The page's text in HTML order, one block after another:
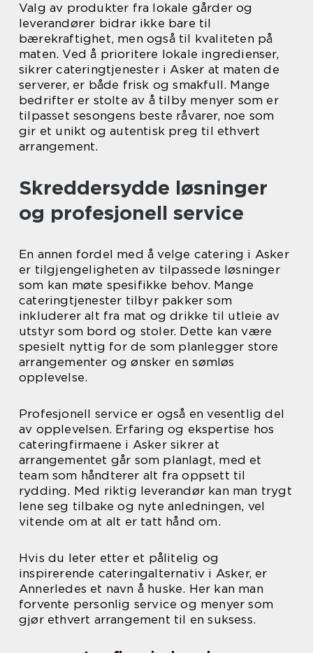
Valg av produkter fra lokale gårder og
leverandører bidrar ikke bare til
bærekraftighet, men også til kvaliteten på
maten. Ved å prioritere lokale ingredienser,
sikrer cateringtjenester i Asker at maten de
serverer, er både frisk og smakfull. Mange
bedrifter er stolte av å tilby menyer som er
tilpasset sesongens beste råvarer, noe som
gir et unikt og autentisk preg til ethvert
arrangement.
Skreddersydde løsninger
og profesjonell service
En annen fordel med å velge catering i Asker
er tilgjengeligheten av tilpassede løsninger
som kan møte spesifikke behov. Mange
cateringtjenester tilbyr pakker som
inkluderer alt fra mat og drikke til utleie av
utstyr som bord og stoler. Dette kan være
spesielt nyttig for de som planlegger store
arrangementer og ønsker en sømløs
opplevelse.
Profesjonell service er også en vesentlig del
av opplevelsen. Erfaring og ekspertise hos
cateringfirmaene i Asker sikrer at
arrangementet går som planlagt, med et
team som håndterer alt fra oppsett til
rydding. Med riktig leverandør kan man trygt
lene seg tilbake og nyte anledningen, vel
vitende om at alt er tatt hånd om.
Hvis du leter etter et pålitelig og
inspirerende cateringalternativ i Asker, er
Annerledes et navn å huske. Her kan man
forvente personlig service og menyer som
gjør ethvert arrangement til en suksess.